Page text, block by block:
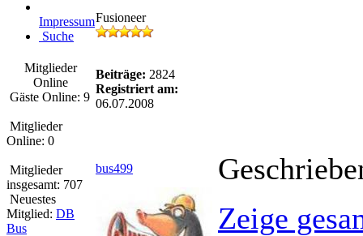
Impressum
Suche
Mitglieder
Online
Gäste Online: 9
Mitglieder
Online: 0
Mitglieder
insgesamt: 707
Neuestes
Mitglied: DB
Bus
Fusioneer
Beiträge: 2824
Registriert am:
06.07.2008
bus499
Zeige